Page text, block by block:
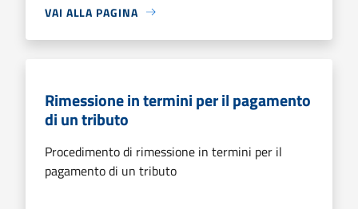
VAI ALLA PAGINA
Rimessione in termini per il pagamento
di un tributo
Procedimento di rimessione in termini per il
pagamento di un tributo